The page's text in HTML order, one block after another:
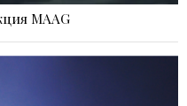
MAAG